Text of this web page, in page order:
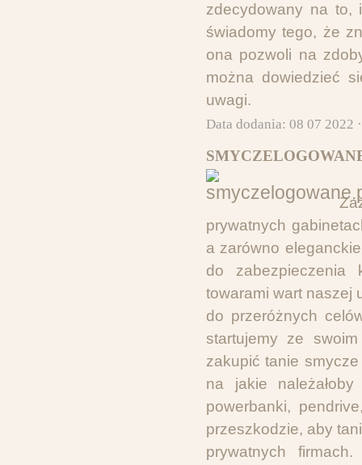
zdecydowany na to,
świadomy tego, że
ona pozwoli na
można dowiedzieć
uwagi.
Data dodania: 08 07 2022
prywatnych
a zarówno
do zabezpieczenia
towarami wart naszej
do przeróżnych
startujemy ze
zakupić tanie
na jakie
powerbanki,
przeszkodzie, aby
prywatnych